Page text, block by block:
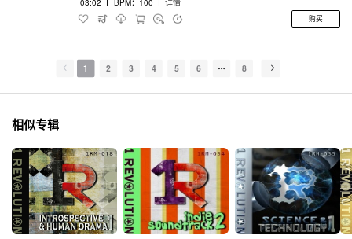
购买
1 2 3 4 5 6 8
相似专辑